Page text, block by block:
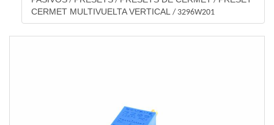
CERMET MULTIVUELTA VERTICAL / 3296W201